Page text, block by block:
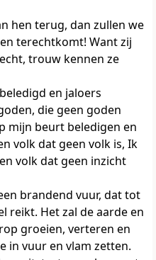
hen terug, dan zullen we
terechtkomt! Want zij
trouw kennen ze
en jaloers
die geen goden
mijn beurt beledigen en
volk dat geen volk is, Ik
volk dat geen inzicht
brandend vuur, dat tot
reikt. Het zal de aarde en
groeien, verteren en
in vuur en vlam zetten.